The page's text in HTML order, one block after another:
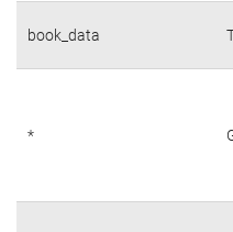
book_data
*